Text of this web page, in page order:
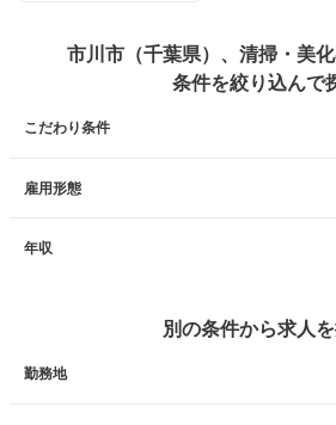
市川市（千葉県）、清掃・美
条件を絞り込んで
こだわり条件
雇用形態
年収
別の条件から求人
勤務地